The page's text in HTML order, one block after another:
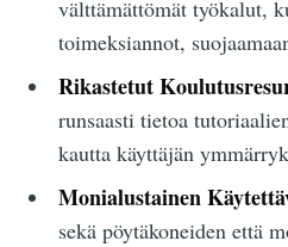
välttämättömät työkalut,
toimeksiannot,
Rikastetut
runsaasti tietoa
kautta käyttäjän
Monialustainen
sekä pöytäkoneiden että